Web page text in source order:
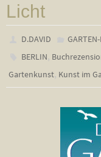
Licht
D.DAVID
BERLIN
Gartenkunst Kunst im